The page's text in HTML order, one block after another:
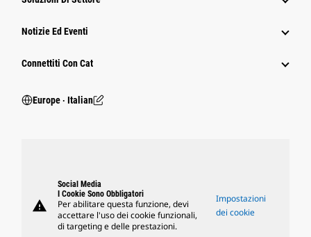
Notizie Ed Eventi
Connettiti Con Cat
Europe ‧ Italian
warning
Social Media
I Cookie Sono Obbligatori
Per abilitare questa funzione, devi
accettare l'uso dei cookie funzionali,
di targeting e delle prestazioni.
Impostazioni
dei cookie